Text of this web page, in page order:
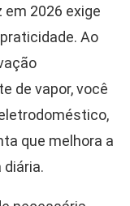
em 2026 exige
Ao
de vapor, você
que melhora a